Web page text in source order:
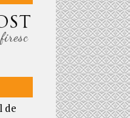
de